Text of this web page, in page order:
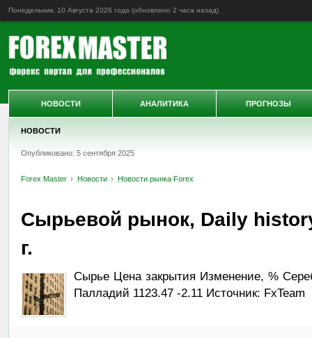
Понедельник, 10 Августа 2026 года (обновлено 2 часа назад)
НОВОСТИ
Опубликовано: 5 сентября 2025
Forex Master Новости Новости рынка Forex
Сырьевой рынок, Daily
г.
Сырье Цена закрытия Изменение, %
Палладий 1123.47 -2.11 Источник: FxTeam
НОВОСТИ АНАЛИТИКА ПРОГНОЗЫ